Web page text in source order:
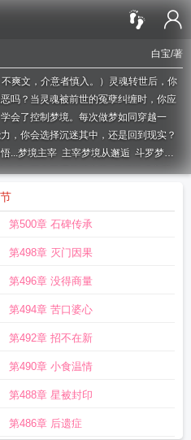
白宝/著
爽文，介意者慎入。）灵魂转世后，你
吗？当灵魂被前世的冤孽纠缠时，你应
会了控制梦境。每次做梦如同穿越一
，你会选择沉迷其中，还是回到现实？
...梦境主宰 主宰梦境从邂逅 斗罗梦境
歌曲王者荣耀梦境主宰梦境游戏主宰
得
梦境主宰我在梦里为
都市梦境主宰梦境主宰陆圣漫画
境主宰陆圣免费阅读
第500章 石碑传承
第498章 灭门因果
第496章 没得商量
第494章 苦口婆心
第492章 招不在新
第490章 小食温情
第488章 星被封印
第486章 后遗症